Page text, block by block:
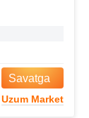
Savatga
Uzum Market